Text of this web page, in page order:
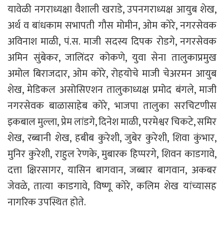
यावेळी नगराध्यक्षा वैशाली खराडे, उपनगराध्यक्ष आयुब शेख,
अर्थ व बांधकाम सभापती गौस मोमीन, ओम कोरे, नगरसेवक
अविनाश माळी, पं.स. माजी सदस्य दिपक रोडगे, नगरसेवक
अमिन सुंबेकर, जालिंदर कोकणे, युवा सेना तालुकाप्रमुख
अमोल बिराजदार, ओम कोरे, रोहयोचे माजी चेअरमन आयुब
शेख, मेडिकल असोसिएशन तालुकाध्यक्ष प्रमोद बंगले, माजी
नगरसेवक बाळासाहेब कोरे, भाजपा तालुका सरचिटणीस
इकबाल मुल्ला, प्रेम लांडगे, दिनेश माळी, परमेश्वर चिकटे, समिर
शेख, रब्बानी शेख, हबीब कुरेशी, जुबेर कुरेशी, शिवा कुंभार,
मुनिर कुरेशी, राहुल रेणके, मुबारक हिप्परगे, शिवन काडगावे,
दत्ता क्षिरसागर, यासिन बागवान, जब्बार बागवान, अकबर
जेवळे, तात्या काडगावे, विष्णू कोरे, कलिम शेख यांच्यासह
नागरिक उपस्थित होते.